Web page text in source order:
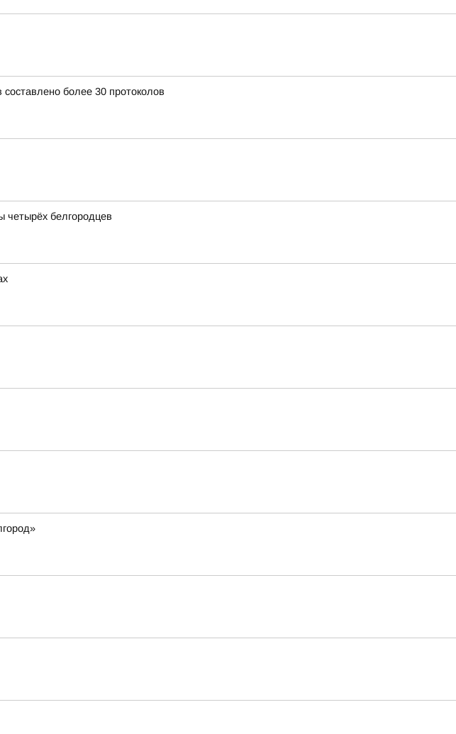
более 30 протоколов
четырёх белгородцев